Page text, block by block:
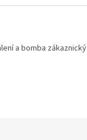
a bomba